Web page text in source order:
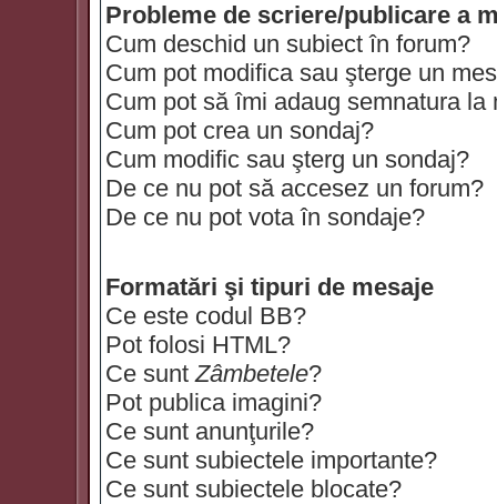
Probleme de scriere/publicare a
Cum deschid un subiect în forum?
Cum pot modifica sau şterge un
Cum pot să îmi adaug semnatura la
Cum pot crea un sondaj?
Cum modific sau şterg un sondaj?
De ce nu pot să accesez un forum?
De ce nu pot vota în sondaje?
Formatări şi tipuri de mesaje
Ce este codul BB?
Pot folosi HTML?
Ce suntZâmbetele?
Pot publica imagini?
Ce sunt anunţurile?
Ce sunt subiectele importante?
Ce sunt subiectele blocate?